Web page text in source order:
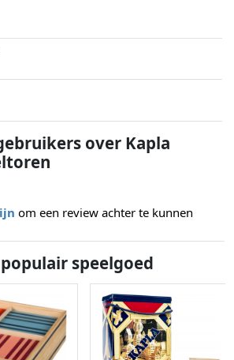
over Kapla
om een review achter te kunnen
speelgoed